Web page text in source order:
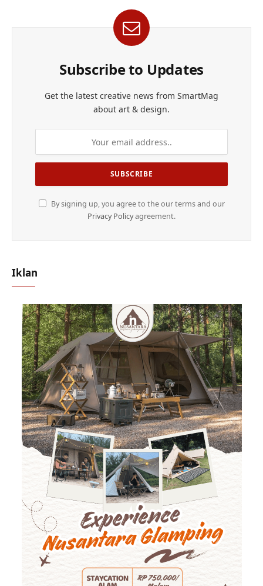
Subscribe to Updates
Get the latest creative news from SmartMag
about art & design.
By signing up, you agree to the our terms and our
Privacy Policyagreement.
Iklan